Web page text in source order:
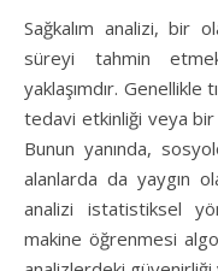
Sağkalım analizi, bir
süreyi tahmin
yaklaşımdır. Genellikle
tedavi etkinliği veya bir
Bunun yanında,
alanlarda da yaygın
analizi istatistiksel
makine öğrenmesi